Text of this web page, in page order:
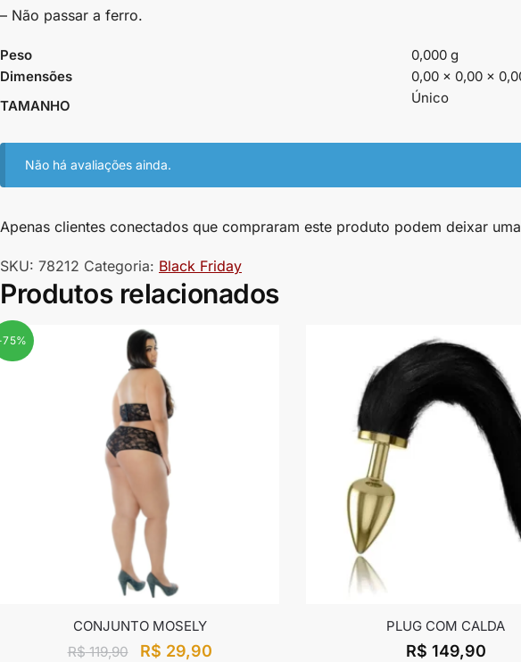
– Não passar a ferro.
Peso
0,000 g
Dimensões
0,00 × 0,00 ×
TAMANHO
Único
Não há avaliações ainda.
Apenas clientes conectados que compraram este produto podem deixar
SKU: 78212 Categoria: Black Friday
Produtos relacionados
CONJUNTO MOSELY
R$119,90 R$ 29,90
PLUG COM CALDA
R$ 149,90